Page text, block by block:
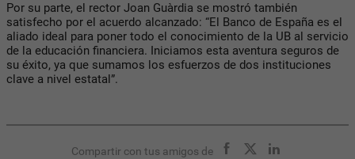
Por su parte, el rector Joan Guàrdia se mostró también
satisfecho por el acuerdo alcanzado: “El Banco de España es el
aliado ideal para poner todo el conocimiento de la UB al servicio
de la educación financiera. Iniciamos esta aventura seguros de
su éxito, ya que sumamos los esfuerzos de dos instituciones
clave a nivel estatal”.
Compartir con tus amigos de